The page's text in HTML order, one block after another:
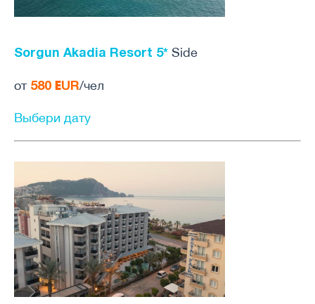
Sorgun Akadia Resort 5* Side
от580 EUR/чел
Выбери дату